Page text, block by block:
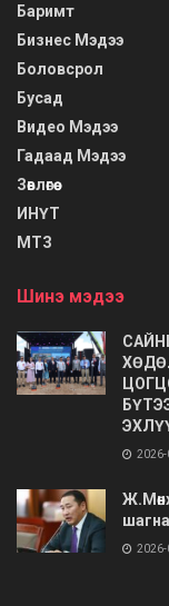
Баримт
Бизнес Мэдээ
Боловсрол
Бусад
Видео Мэдээ
Гадаад Мэдээ
Зөвлөгөө
ИНҮТ
МТЗ
Шинэ мэдээ
2026-
2026-